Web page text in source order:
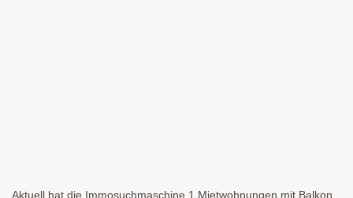
Aktuell hat die Immosuchmaschine 1 Mietwohnungen mit Balkon